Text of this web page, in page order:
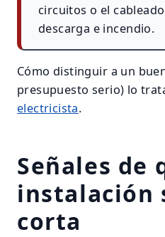
circuitos o el
descarga e incendio.
Cómo distinguir a un
presupuesto serio) lo
electricista.
Señales de
instalación
corta